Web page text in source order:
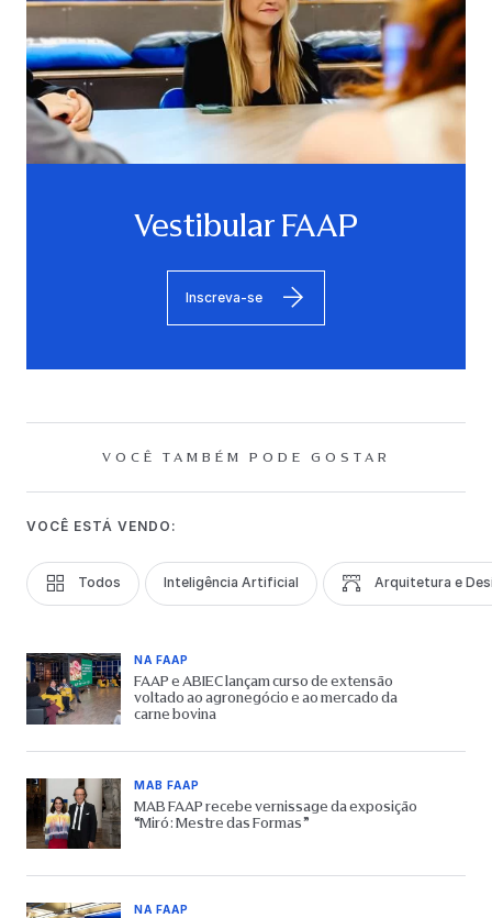
Vestibular FAAP
Inscreva-se
VOCÊ TAMBÉM PODE GOSTAR
VOCÊ ESTÁ VENDO:
Todos Inteligência Artificial Arquitetura e
NA FAAP
FAAP e ABIEC lançam curso de extensão
voltado ao agronegócio e ao mercado da
carne bovina
MAB FAAP
MAB FAAP recebe vernissage da exposição
“Miró: Mestre das Formas”
NA FAAP